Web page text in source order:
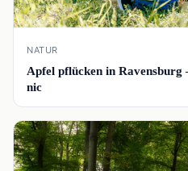
NATUR
Apfel pflücken in Ravensburg
nic
📰